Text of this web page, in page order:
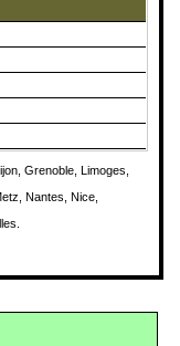
Grenoble, Limoges,
Nantes, Nice,